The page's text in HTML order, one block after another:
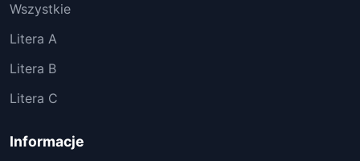
Wszystkie
Litera A
Litera B
Litera C
Informacje